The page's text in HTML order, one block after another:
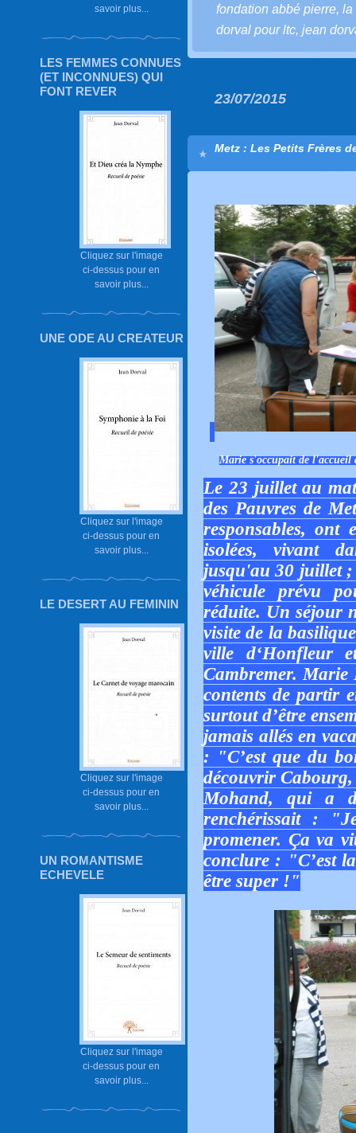
savoir plus...
LES FEMMES CONNUES
(ET INCONNUES) QUI
FONT REVER
Cliquez sur l'image
ci-dessus pour en
savoir plus...
UNE ODE AU CREATEUR
Cliquez sur l'image
ci-dessus pour en
savoir plus...
LE DESERT AU FEMININ
Cliquez sur l'image
ci-dessus pour en
savoir plus...
UN ROMANTISME
ECHEVELE
Cliquez sur l'image
ci-dessus pour en
savoir plus...
fondation abbé pierre, la
dorval pour ltc, jean
23/07/2015
Metz : Les Petits Frères
Marie s'occupait de l'accueil
Le 23 juillet au
des Pauvres de
responsables, ont
isolées, vivant
jusqu'au 30 juillet ;
véhicule prévu
réduite. Un séjour
visite de la
ville d‘Honfleur
Cambremer. Marie
contents de partir
surtout d’être
jamais allés en
: "C’est que du
découvrir
Mohand, qui a
renchérissait :
promener. Ça va
conclure : "C’est
être super !"